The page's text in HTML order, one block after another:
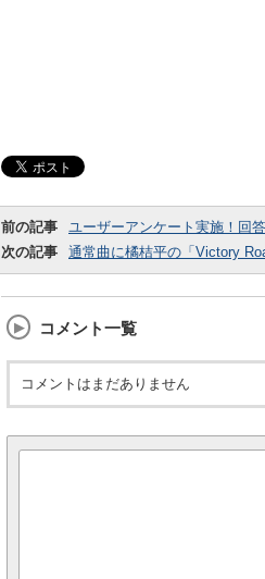
前の記事
ユーザーアンケート実施！回
次の記事
通常曲に橘桔平の「Victory
コメント一覧
コメントはまだありません